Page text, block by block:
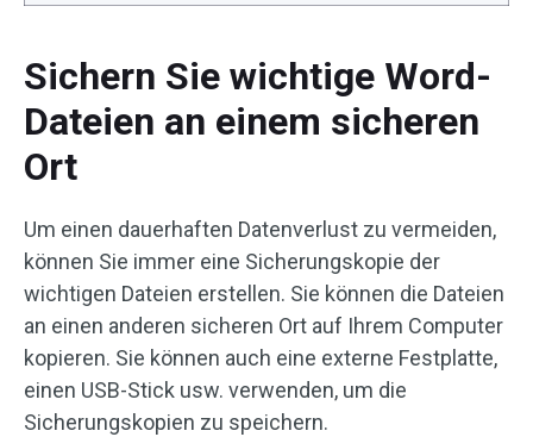
Sichern Sie wichtige Word-
Dateien an einem sicheren
Ort
Um einen dauerhaften Datenverlust zu vermeiden,
können Sie immer eine Sicherungskopie der
wichtigen Dateien erstellen. Sie können die Dateien
an einen anderen sicheren Ort auf Ihrem Computer
kopieren. Sie können auch eine externe Festplatte,
einen USB-Stick usw. verwenden, um die
Sicherungskopien zu speichern.